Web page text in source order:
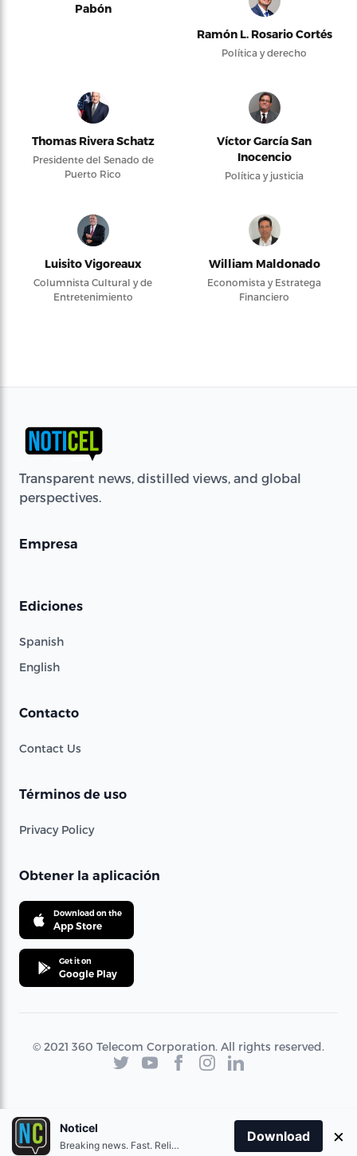
Pabón
Ramón L. Rosario Cortés
Política y derecho
Thomas Rivera Schatz
Presidente del Senado de
Puerto Rico
Víctor García San
Inocencio
Política y justicia
Luisito Vigoreaux
Columnista Cultural y de
Entretenimiento
William Maldonado
Economista y Estratega
Financiero
Transparent news, distilled views, and global
perspectives.
Empresa
Ediciones
Spanish
English
Contacto
Contact Us
Términos de uso
Privacy Policy
Obtener la aplicación
Download on the
App Store
Get it on
Google Play
© 2021 360 Telecom Corporation. All rights reserved.
Noticel
Breaking news. Fast. Reliable.
Download ×